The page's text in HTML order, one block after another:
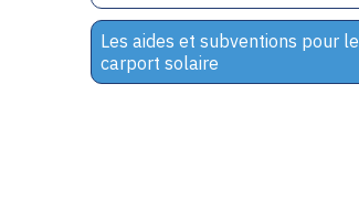
Les aides et subventions pour le
carport solaire